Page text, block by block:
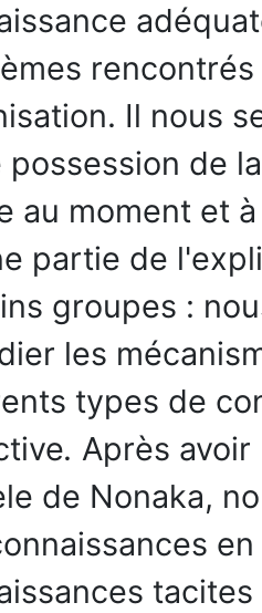
Il nous
possession de
au moment et
partie de
groupes :
les
types de
. Après
de Nonaka,